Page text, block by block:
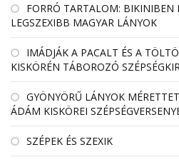
FORRÓ TARTALOM: BIKINIBEN
LEGSZEXIBB MAGYAR LÁNYOK
IMÁDJÁK A PACALT ÉS A
KISKÖRÉN TÁBOROZÓ
GYÖNYÖRŰ LÁNYOK
ÁDÁM KISKÖREI
SZÉPEK ÉS SZEXIK